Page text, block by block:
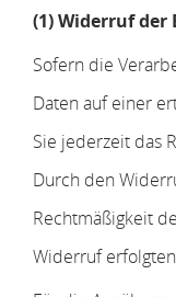
(1) Widerruf
Sofern die
Daten auf einer
Sie jederzeit das
Durch den
Rechtmäßigkeit
Widerruf